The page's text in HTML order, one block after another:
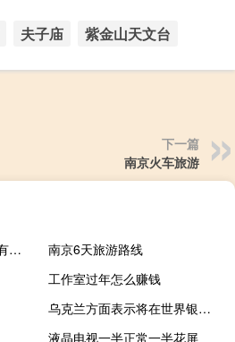
夫子庙 紫金山天文台
下一篇
南京火车旅游
南京旅游景点不需要门票有哪些
南京6天旅游路线
工作室过年怎么赚钱
乌克兰方面表示将在世界银行计划下从美国获得12.5亿美元的援助
液晶电视一半正常一半花屏